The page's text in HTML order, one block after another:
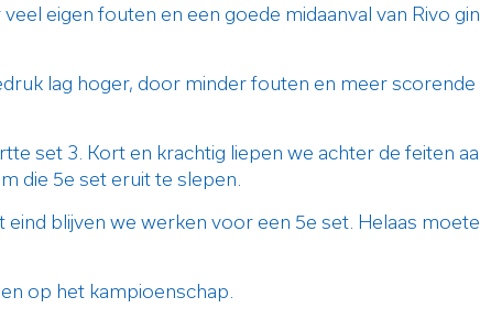
eigen fouten en een goede midaanval van Rivo
lag hoger, door minder fouten en meer
set 3. Kort en krachtig liepen we achter de feiten
die 5e set eruit te slepen.
blijven we werken voor een 5e set. Helaas
op het kampioenschap.